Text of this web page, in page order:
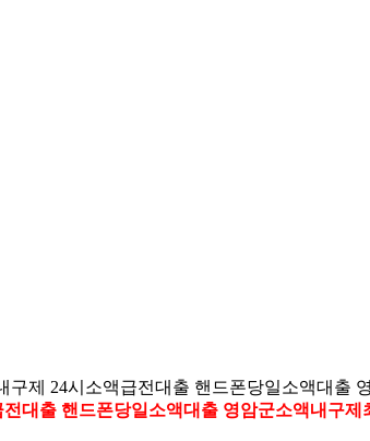
구제 24시소액급전대출 핸드폰당일소액대출
대출 핸드폰당일소액대출 영암군소액내구제